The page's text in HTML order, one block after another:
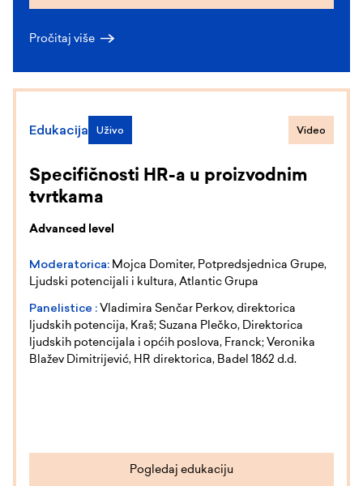
Pročitaj više
Edukacija Uživo Video
Specifičnosti HR-a u proizvodnim
tvrtkama
Advanced level
Moderatorica: Mojca Domiter, Potpredsjednica Grupe,
Ljudski potencijali i kultura, Atlantic Grupa
Panelistice :Vladimira Senčar Perkov, direktorica
ljudskih potencija, Kraš; Suzana Plečko, Direktorica
ljudskih potencijala i općih poslova, Franck; Veronika
Blažev Dimitrijević, HR direktorica, Badel 1862 d.d.
Pogledaj edukaciju